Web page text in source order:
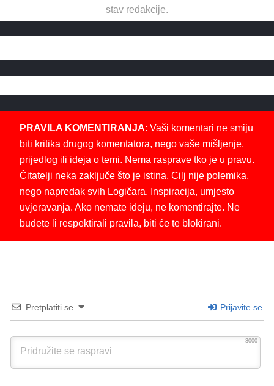
stav redakcije.
PRAVILA KOMENTIRANJA: Vaši komentari ne smiju
biti kritika drugog komentatora, nego vaše mišljenje,
prijedlog ili ideja o temi. Nema rasprave tko je u pravu.
Čitatelji neka zaključe što je istina. Cilj nije polemika,
nego napredak svih Logičara. Inspiracija, umjesto
uvjeravanja. Ako nemate ideju, ne komentirajte. Ne
budete li respektirali pravila, biti će te blokirani.
Pretplatiti se Prijavite se
3000